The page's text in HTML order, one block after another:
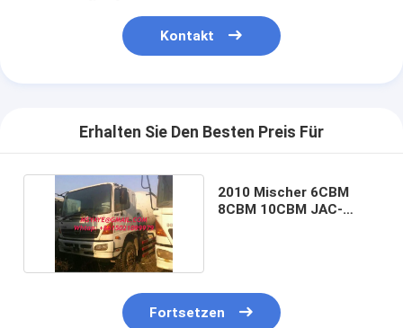
Kontakt
Erhalten Sie Den Besten Preis Für
2010 Mischer 6CBM
8CBM 10CBM JAC-
Fortsetzen